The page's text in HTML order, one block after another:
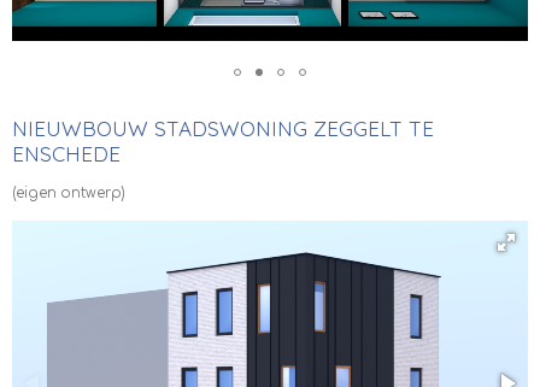
NIEUWBOUW STADSWONING ZEGGELT TE
ENSCHEDE
(eigen ontwerp)